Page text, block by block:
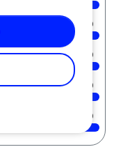
10
10
10
10